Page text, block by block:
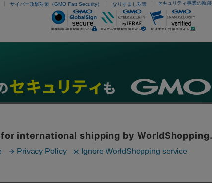
サイバー攻撃対策（GMO Flatt Security） なりすまし対策 セキュリティ事業の軌跡